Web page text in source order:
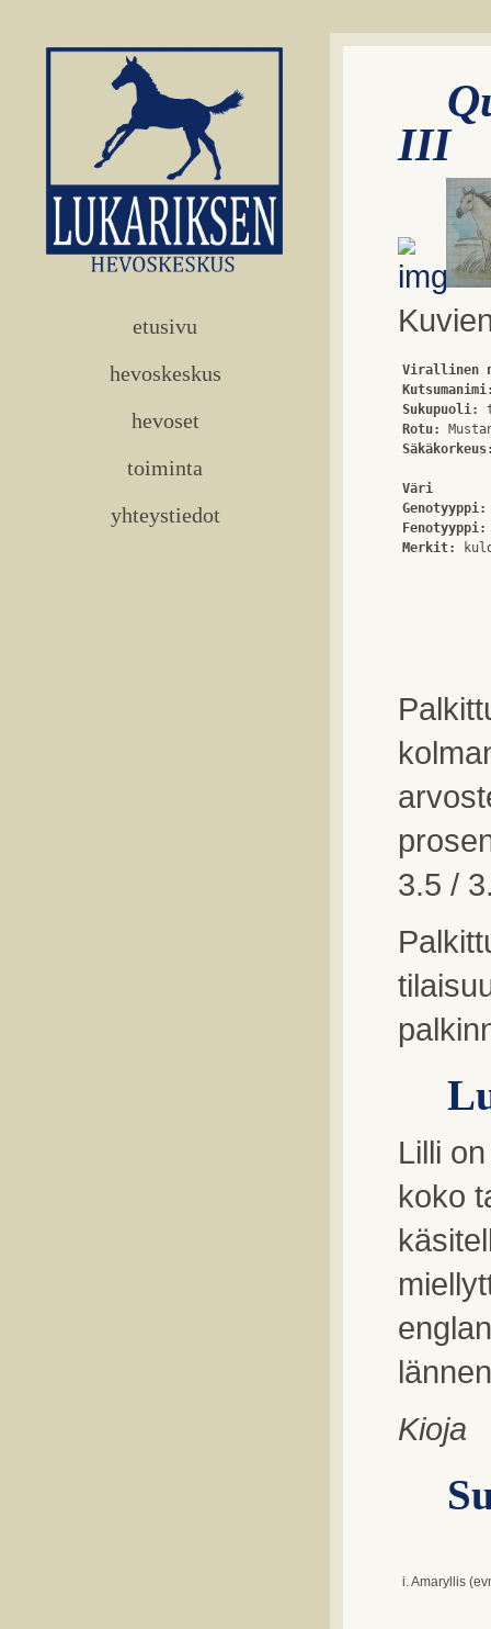
etusivu
hevoskeskus
hevoset
toiminta
yhteystiedot
III
Virallinen
Sukupuoli:
Rotu:
Väri
Genotyyppi:
Fenotyyppi:
Merkit:
3.5 /
Lilli
koko
Kioja
i. Amaryllis